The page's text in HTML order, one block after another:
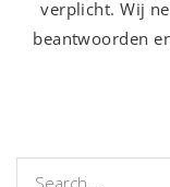
verplicht. Wij
beantwoorden